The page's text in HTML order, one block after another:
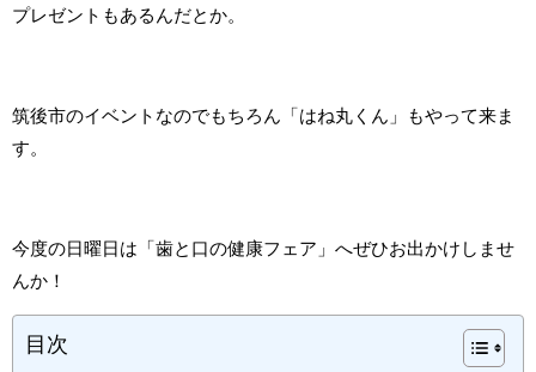
プレゼントもあるんだとか。
筑後市のイベントなのでもちろん「はね丸くん」もやって来ま
す。
今度の日曜日は「歯と口の健康フェア」へぜひお出かけしませ
んか！
目次